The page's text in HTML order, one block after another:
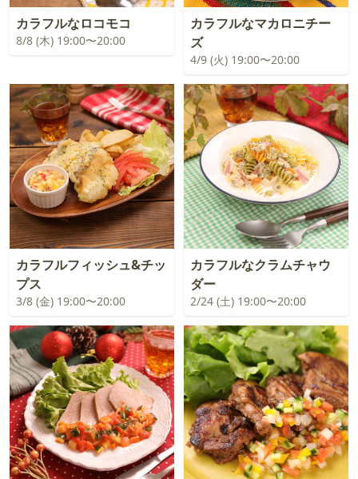
カラフルなロコモコ
8/8 (木) 19:00〜20:00
カラフルなマカロニチー
ズ
4/9 (火) 19:00〜20:00
カラフルフィッシュ&チッ
プス
3/8 (金) 19:00〜20:00
カラフルなクラムチャウ
ダー
2/24 (土) 19:00〜20:00